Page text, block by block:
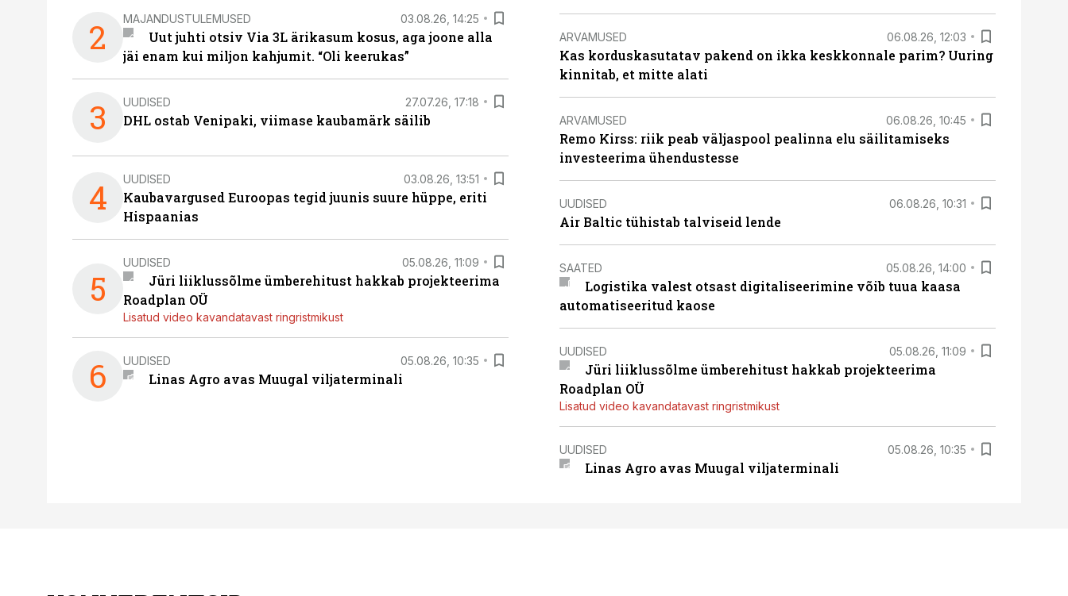
2 MAJANDUSTULEMUSED 03.08.26, 14:25
Uut juhti otsiv Via 3L ärikasum kosus, aga joone alla
jäi enam kui miljon kahjumit. “Oli keerukas”
3 UUDISED 27.07.26, 17:18
DHL ostab Venipaki, viimase kaubamärk säilib
4 UUDISED 03.08.26, 13:51
Kaubavargused Euroopas tegid juunis suure hüppe, eriti
Hispaanias
5
UUDISED 05.08.26, 11:09
Jüri liiklussõlme ümberehitust hakkab projekteerima
Roadplan OÜ
Lisatud video kavandatavast ringristmikust
6 UUDISED 05.08.26, 10:35
Linas Agro avas Muugal viljaterminali
ARVAMUSED 06.08.26, 12:03
Kas korduskasutatav pakend on ikka keskkonnale parim? Uuring
kinnitab, et mitte alati
ARVAMUSED 06.08.26, 10:45
Remo Kirss: riik peab väljaspool pealinna elu säilitamiseks
investeerima ühendustesse
UUDISED 06.08.26, 10:31
Air Baltic tühistab talviseid lende
SAATED 05.08.26, 14:00
Logistika valest otsast digitaliseerimine võib tuua kaasa
automatiseeritud kaose
UUDISED 05.08.26, 11:09
Jüri liiklussõlme ümberehitust hakkab projekteerima
Roadplan OÜ
Lisatud video kavandatavast ringristmikust
UUDISED 05.08.26, 10:35
Linas Agro avas Muugal viljaterminali